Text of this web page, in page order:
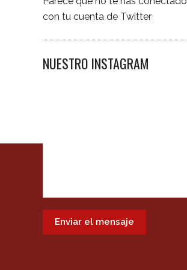
con tu cuenta de Twitter
NUESTRO INSTAGRAM